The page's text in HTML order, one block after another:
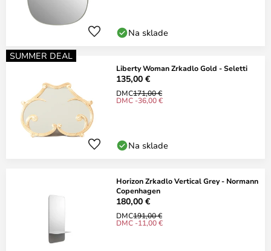
Na sklade
SUMMER DEAL
Liberty Woman Zrkadlo Gold - Seletti
135,00 €
DMC171,00 €
DMC -36,00 €
Na sklade
Horizon Zrkadlo Vertical Grey - Normann
Copenhagen
180,00 €
DMC191,00 €
DMC -11,00 €